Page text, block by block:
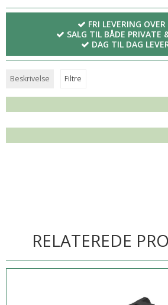
FRI LEVERING
SALG TIL BÅDE PRIVATE
DAG TIL DAG
Beskrivelse Filtre
RELATEREDE